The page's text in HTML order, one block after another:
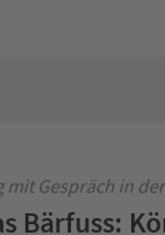
mit Gespräch in
Bärfuss: